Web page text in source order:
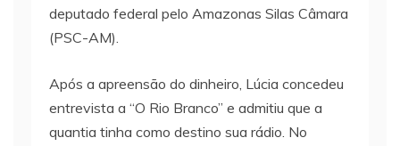
deputado federal pelo Amazonas Silas Câmara
(PSC-AM).
Após a apreensão do dinheiro, Lúcia concedeu
entrevista a “O Rio Branco” e admitiu que a
quantia tinha como destino sua rádio. No